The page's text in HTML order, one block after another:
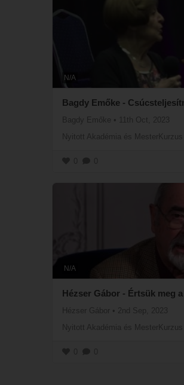
N/A
Bagdy Emőke -
Bagdy Emőke •
11th Oct, 2023
Nyitott Akadémia és MesterKurzus
N/A
Hézser Gábor - Értsük meg
Hézser Gábor •
2nd Sep, 2023
Nyitott Akadémia és MesterKurzus